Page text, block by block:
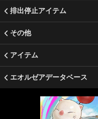
排出停止アイテム
その他
アイテム
エオルゼアデータベース